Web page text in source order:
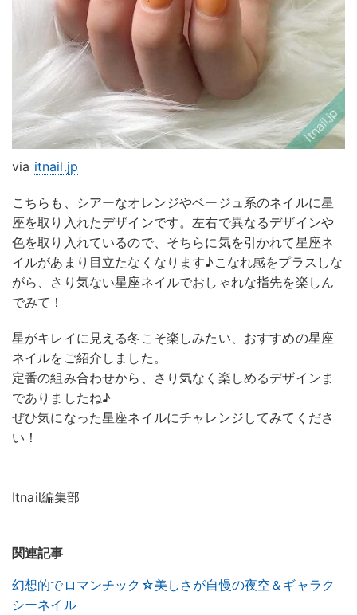
via itnail.jp
こちらも、シアーなオレンジやベージュ系のネイルに星
座を取り入れたデザインです。左右で異なるデザインや
色を取り入れているので、そちらに気を引かれて星座ネ
イルがあまり目立たなくなります♪こなれ感をプラスしな
がら、さり気ない星座ネイルでおしゃれな指先を楽しん
でみて！
星がキレイに見える冬こそ楽しみたい、おすすめの星座
ネイルをご紹介しました。
定番の組み合わせから、さり気なく楽しめるデザインま
でありましたね♪
ぜひ気になった星座ネイルにチャレンジしてみてくださ
い！
Itnail編集部
関連記事
幻想的でロマンチック☆美しさが自慢の夜空＆ギャラク
シーネイル